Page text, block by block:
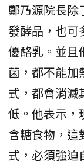
鄭乃源院長除
發酵品，也可
優酪乳。並且
菌，都不能加
式，都會消滅
低。他表示，
含糖食物，這
式，必須強迫